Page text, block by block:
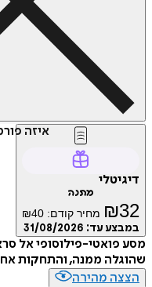
איזה
דיגיטלי
מתנה
₪32 מחיר קודם: ₪40
במבצע עד: 31/08/2026
מסע פואטי-פילוסופי אל
שהוגלה ממנה, והתחקות
הצצה מהירה